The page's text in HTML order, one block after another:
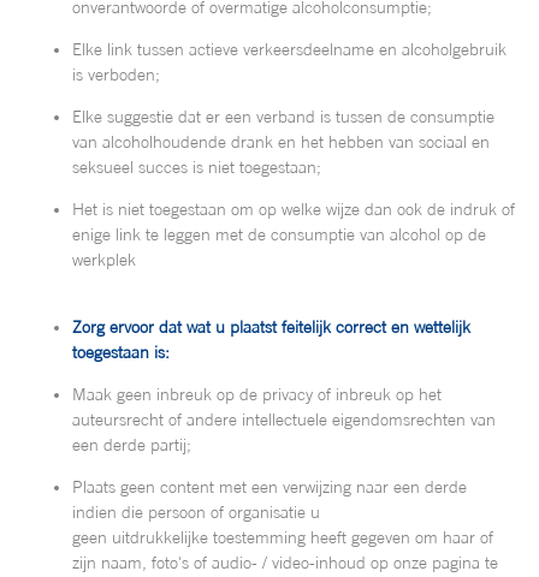
onverantwoorde of overmatige alcoholconsumptie;
Elke link tussen actieve verkeersdeelname en alcoholgebruik
is verboden;
Elke suggestie dat er een verband is tussen de consumptie
van alcoholhoudende drank en het hebben van sociaal en
seksueel succes is niet toegestaan;
Het is niet toegestaan om op welke wijze dan ook de indruk of
enige link te leggen met de consumptie van alcohol op de
werkplek
Zorg ervoor dat wat u plaatst feitelijk correct en wettelijk
toegestaan ​​is:
Maak geen inbreuk op de privacy of inbreuk op het
auteursrecht of andere intellectuele eigendomsrechten van
een derde partij;
Plaats geen content met een verwijzing naar een derde
indien die persoon of organisatie u
geen uitdrukkelijke toestemming heeft gegeven om haar of
zijn naam, foto's of audio- / video-inhoud op onze pagina te